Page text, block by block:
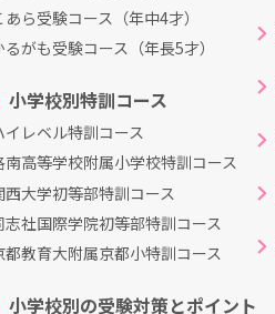
あら受験コース（年中4才）
るがも受験コース（年長5才）
小学校別特訓コース
イレベル特訓コース
南高等学校附属小学校特訓コース
西大学初等部特訓コース
志社国際学院初等部特訓コース
都教育大附属京都小特訓コース
小学校別の受験対策とポイント